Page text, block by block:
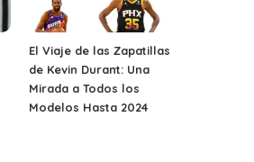
El Viaje de las Zapatillas
de Kevin Durant: Una
Mirada a Todos los
Modelos Hasta 2024